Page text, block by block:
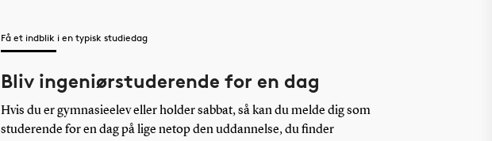
Få et indblik i en typisk studiedag
Bliv ingeniørstuderende for en dag
Hvis du er gymnasieelev eller holder sabbat, så kan du melde dig som
studerende for en dag på lige netop den uddannelse, du finder